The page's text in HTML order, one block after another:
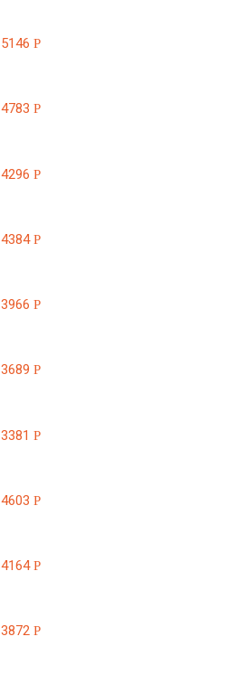
5146Р
4783Р
4296Р
4384Р
3966Р
3689Р
3381Р
4603Р
4164Р
3872Р